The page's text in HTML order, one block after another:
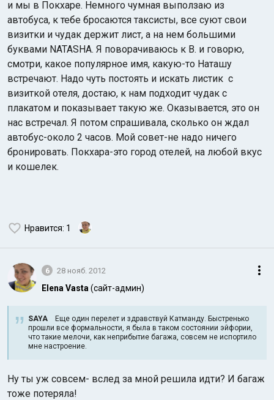
и мы в Покхаре. Немного чумная выползаю из
автобуса, к тебе бросаются таксисты, все суют свои
визитки и чудак держит лист, а на нем большими
буквами NATASHA. Я поворачиваюсь к В. и говорю,
смотри, какое популярное имя, какую-то Наташу
встречают. Надо чуть постоять и искать листик с
визиткой отеля, достаю, к нам подходит чудак с
плакатом и показывает такую же. Оказывается, это он
нас встречал. Я потом спрашивала, сколько он ждал
автобус-около 2 часов. Мой совет-не надо ничего
бронировать. Покхара-это город отелей, на любой вкус
и кошелек.
Нравится: 1
6 28 нояб. 2012
Elena Vasta (сайт-админ)
SAYA Еще один перелет и здравствуй Катманду. Быстренько
прошли все формальности, я была в таком состоянии эйфории,
что такие мелочи, как неприбытие багажа, совсем не испортило
мне настроение.
Ну ты уж совсем- вслед за мной решила идти? И багаж
тоже потеряла!